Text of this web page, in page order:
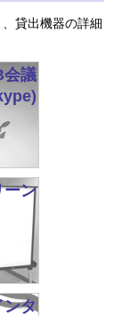
貸出機器の詳細
会議
ーン
ンタ